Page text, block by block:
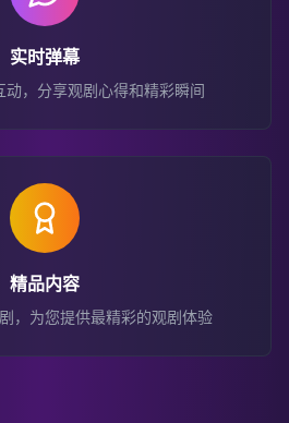
实时弹幕
动，分享观剧心得和精彩瞬间
精品内容
，为您提供最精彩的观剧体验